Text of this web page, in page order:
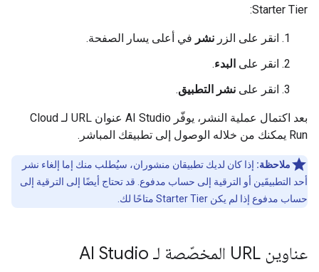
Starter Tier:
انقر على الزر نشر في أعلى يسار الصفحة.
انقر على البدء.
انقر على نشر التطبيق.
بعد اكتمال عملية النشر، يوفّر AI Studio عنوان URL لـ Cloud
Run يمكنك من خلاله الوصول إلى تطبيقك المباشر.
ملاحظة: إذا كان لديك تطبيقان منشوران، سيُطلب منك إما إلغاء نشر
أحد التطبيقَين أو الترقية إلى حساب مدفوع. قد تحتاج أيضًا إلى الترقية إلى
حساب مدفوع إذا لم يكن Starter Tier متاحًا لك.
عناوين URL المخصّصة لـ AI Studio